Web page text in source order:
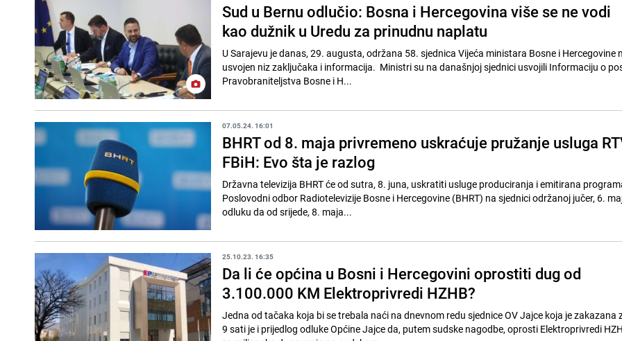
Sud u Bernu odlučio: Bosna i Hercegovina više se ne vodi
kao dužnik u Uredu za prinudnu naplatu
U Sarajevu je danas, 29. augusta, održana 58. sjednica Vijeća ministara Bosne i Hercegovine
usvojen niz zaključaka i informacija. Ministri su na današnjoj sjednici usvojili Informaciju o
Pravobraniteljstva Bosne i H...
07.05.24. 16:01
BHRT od 8. maja privremeno uskraćuje pružanje usluga
FBiH: Evo šta je razlog
Državna televizija BHRT će od sutra, 8. juna, uskratiti usluge produciranja i emitirana
Poslovodni odbor Radiotelevizije Bosne i Hercegovine (BHRT) na sjednici održanoj jučer, 6.
odluku da od srijede, 8. maja...
25.10.23. 16:35
Da li će općina u Bosni i Hercegovini oprostiti dug od
3.100.000 KM Elektroprivredi HZHB?
Jedna od tačaka koja bi se trebala naći na dnevnom redu sjednice OV Jajce koja je zakazana
9 sati je i prijedlog odluke Općine Jajce da, putem sudske nagodbe, oprosti Elektroprivredi